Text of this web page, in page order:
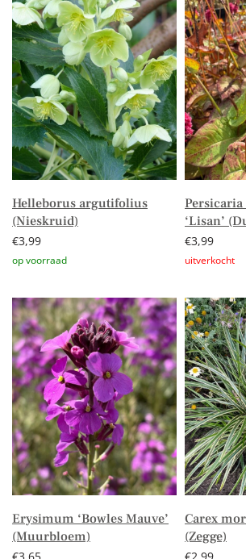
Helleborus argutifolius
(Nieskruid)
€3,99
‘Lisan’
€3,99
Erysimum ‘Bowles Mauve’
(Muurbloem)
Carex
(Zegge)